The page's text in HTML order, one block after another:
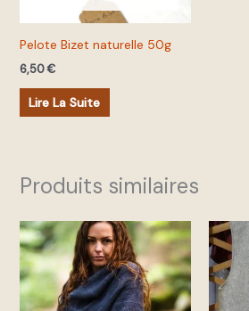
Pelote Bizet naturelle 50g
6,50€
Lire La Suite
Produits similaires
Ce
produit
a
plusieurs